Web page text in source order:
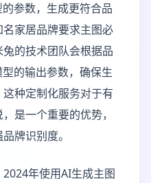
参数，生成更符合品
家居品牌要求主图必
的技术团队会根据品
的输出参数，确保生
种定制化服务对于有
是一个重要的优势，
牌识别度。
年使用AI生成主图